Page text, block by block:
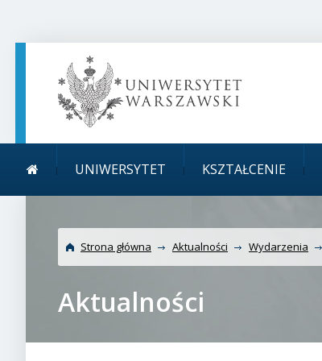
główne
UNIWERSYTET KSZTAŁCENIE
Strona główna Aktualności Wydarzenia
Aktualności